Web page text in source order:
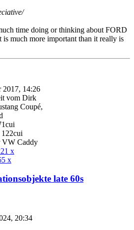
time doing or thinking about FORD
much more important than it really is
2017, 14:26
vom Dirk
Coupé,
VW Caddy
x
x
late 60s
20:34